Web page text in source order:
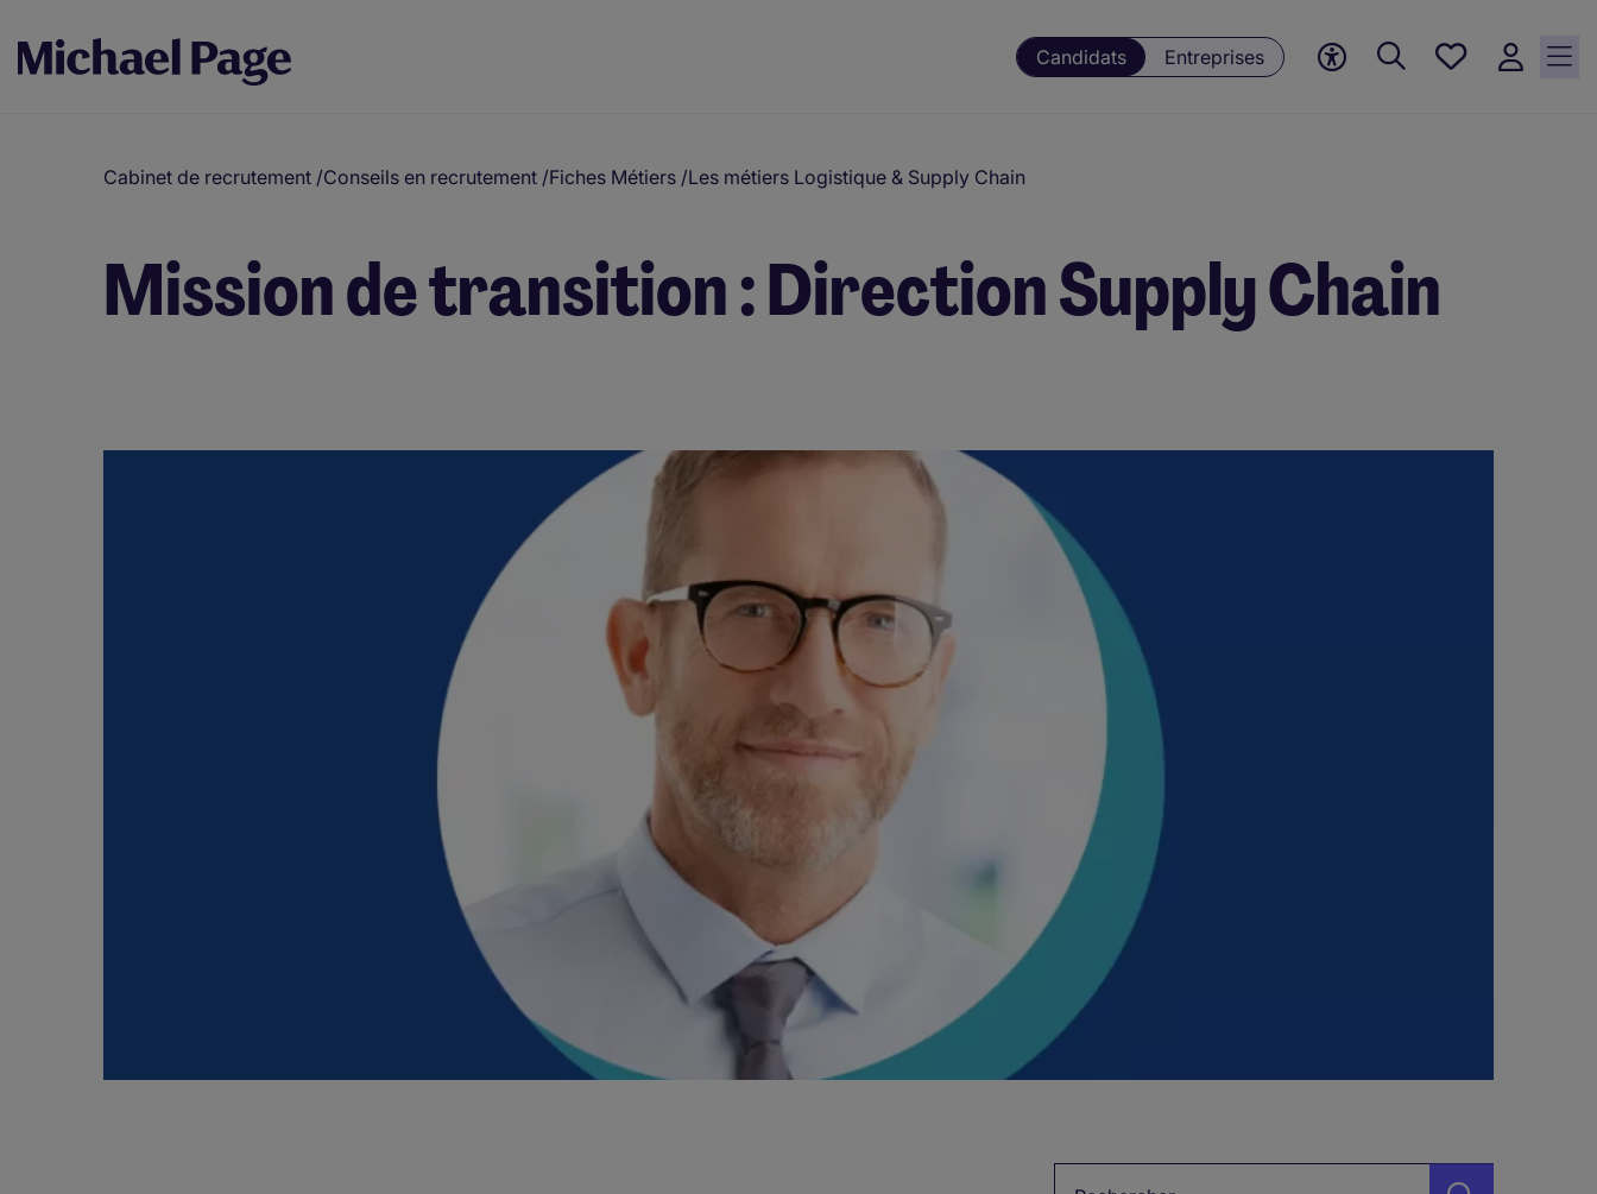
Candidats Entreprises
Mes offres, 0
Cabinet de recrutement /Conseils en recrutement /Fiches Métiers /Les métiers Logistique & Supply Chain
Mission de transition : Direction Supply Chain